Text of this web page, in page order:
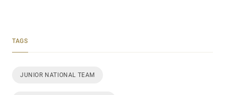
TAGS
JUNIOR NATIONAL TEAM